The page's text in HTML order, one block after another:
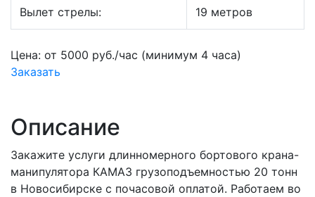
Вылет стрелы: 19 метров
Цена: от 5000 руб./час (минимум 4 часа)
Заказать
Описание
Закажите услуги длинномерного бортового крана-
манипулятора КАМАЗ грузоподъемностью 20 тонн
в Новосибирске с почасовой оплатой. Работаем во